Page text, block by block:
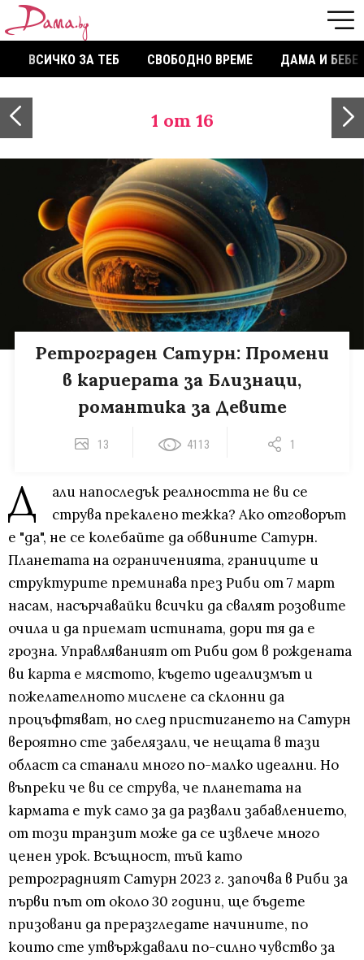
ВСИЧКО ЗА ТЕБ СВОБОДНО ВРЕМЕ ДАМА И БЕБЕ
1 от 16
Ретрограден Сатурн: Промени
в кариерата за Близнаци,
романтика за Девите
13 4113 1
Д
али напоследък реалността не ви се
струва прекалено тежка? Ако отговорът
е "да", не се колебайте да обвините Сатурн.
Планетата на ограниченията, границите и
структурите преминава през Риби от 7 март
насам, насърчавайки всички да свалят розовите
очила и да приемат истината, дори тя да е
грозна. Управляваният от Риби дом в рождената
ви карта е мястото, където идеализмът и
пожелателното мислене са склонни да
процъфтяват, но след пристигането на Сатурн
вероятно сте забелязали, че нещата в тази
област са станали много по-малко идеални. Но
въпреки че ви се струва, че планетата на
кармата е тук само за да развали забавлението,
от този транзит може да се извлече много
ценен урок. Всъщност, тъй като
ретроградният Сатурн 2023 г. започва в Риби за
първи път от около 30 години, ще бъдете
призовани да преразгледате начините, по
които сте утвърждавали по-силно чувство за